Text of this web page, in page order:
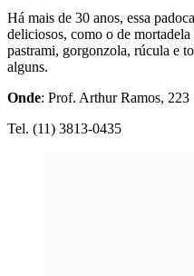
Há mais de 30 anos, essa
deliciosos, como o de
pastrami, gorgonzola, rúcula e
alguns.
Onde: Prof. Arthur Ramos, 223
Tel. (11) 3813-0435